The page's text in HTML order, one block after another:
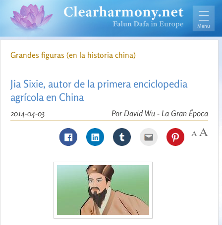
Grandes figuras (en la historia china)
Jia Sixie, autor de la primera enciclopedia
agrícola en China
Por David Wu - La Gran Época
2014-04-03